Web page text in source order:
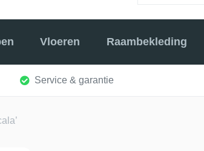
Vloeren Raambekleding
Service & garantie